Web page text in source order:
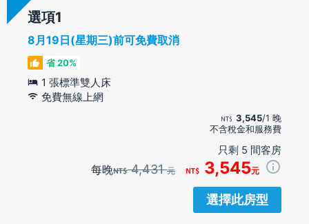
選項
8月19日(星期三)前可免費取消
省 20%
1 張標準雙人床
免費無線上網
3,545/1 晚
不含稅金和服務費
只剩 5 間客房
每晚 4,431元 3,545元
選擇此房型